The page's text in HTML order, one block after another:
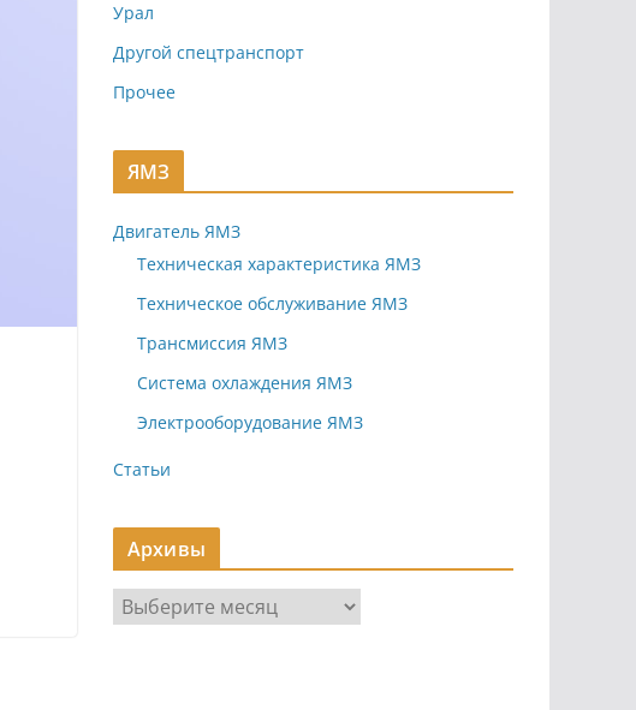
Урал
Другой спецтранспорт
Прочее
ЯМЗ
Двигатель ЯМЗ
Техническая характеристика ЯМЗ
Техническое обслуживание ЯМЗ
Трансмиссия ЯМЗ
Система охлаждения ЯМЗ
Электрооборудование ЯМЗ
Статьи
Архивы
р